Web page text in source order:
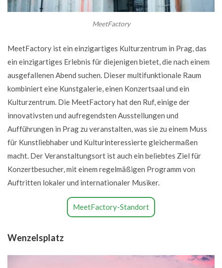
MeetFactory
MeetFactory ist ein einzigartiges Kulturzentrum in Prag, das
ein einzigartiges Erlebnis für diejenigen bietet, die nach einem
ausgefallenen Abend suchen. Dieser multifunktionale Raum
kombiniert eine Kunstgalerie, einen Konzertsaal und ein
Kulturzentrum. Die MeetFactory hat den Ruf, einige der
innovativsten und aufregendsten Ausstellungen und
Aufführungen in Prag zu veranstalten, was sie zu einem Muss
für Kunstliebhaber und Kulturinteressierte gleichermaßen
macht. Der Veranstaltungsort ist auch ein beliebtes Ziel für
Konzertbesucher, mit einem regelmäßigen Programm von
Auftritten lokaler und internationaler Musiker.
MeetFactory-Standort
Wenzelsplatz